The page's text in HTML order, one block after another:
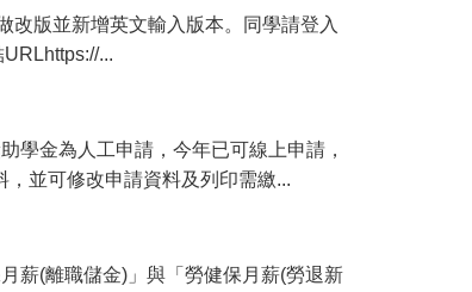
改版並新增英文輸入版本。同學請登入
...
學金為人工申請，今年已可線上申請，
並可修改申請資料及列印需繳...
薪(離職儲金)」與「勞健保月薪(勞退新